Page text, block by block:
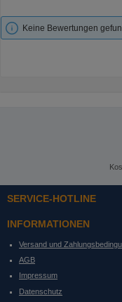
Keine Bewertungen
SERVICE-HOTLINE
INFORMATIONEN
Versand und
AGB
Impressum
Datenschutz